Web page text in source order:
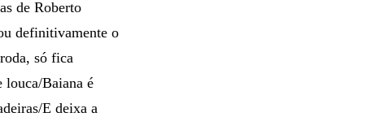
de Roberto
definitivamente o
só fica
louca/Baiana é
E deixa a